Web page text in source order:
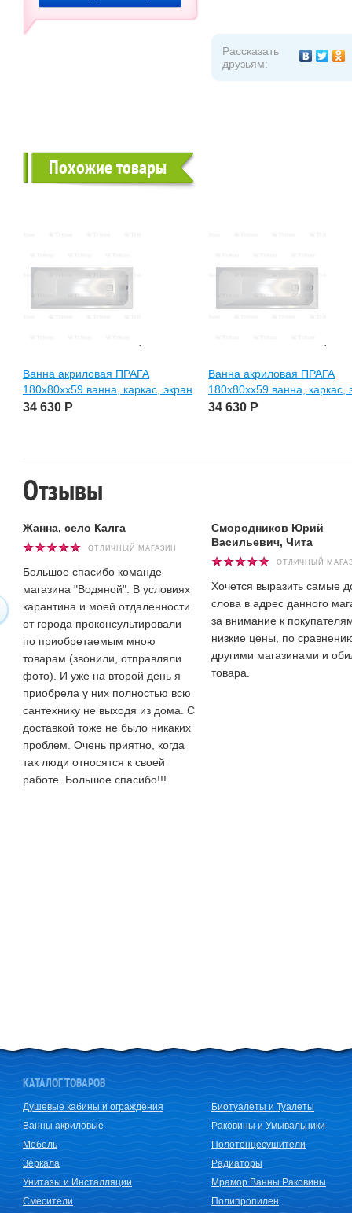
Рассказать
друзьям:
Похожие товары
Ванна акриловая ПРАГА
180х80хх59 ванна, каркас, экран
34 630 Р
Ванна акриловая ПРАГА
180х80хх59 ванна, каркас,
34 630 Р
Отзывы
Жанна, село Калга
ОТЛИЧНЫЙ МАГАЗИН
Большое спасибо команде
магазина "Водяной". В условиях
карантина и моей отдаленности
от города проконсультировали
по приобретаемым мною
товарам (звонили, отправляли
фото). И уже на второй день я
приобрела у них полностью всю
сантехнику не выходя из дома. С
доставкой тоже не было никаких
проблем. Очень приятно, когда
так люди относятся к своей
работе. Большое спасибо!!!
Смородников Юрий
Васильевич, Чита
ОТЛИЧНЫЙ
Хочется выразить самые
слова в адрес данного
за внимание к
низкие цены, по
другими магазинами и
товара.
КАТАЛОГ ТОВАРОВ
Душевые кабины и ограждения
Ванны акриловые
Мебель
Зеркала
Унитазы и Инсталляции
Смесители
Биотуалеты и Туалеты
Раковины и Умывальники
Полотенцесушители
Радиаторы
Мрамор Ванны Раковины
Полипропилен